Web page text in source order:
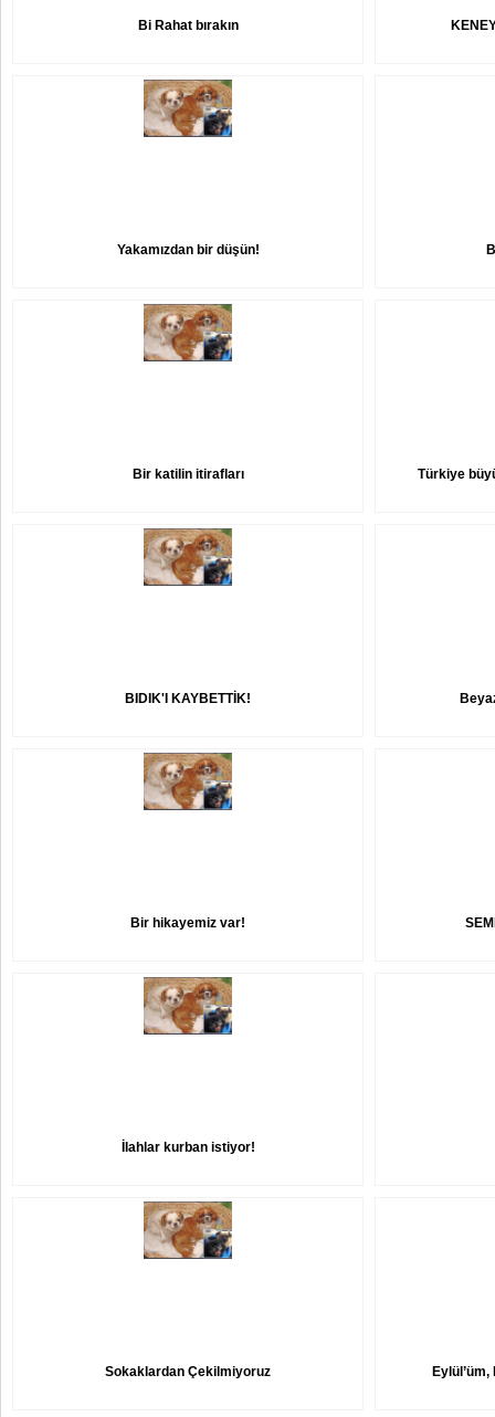
Bi Rahat bırakın
Yakamızdan bir düşün!
Bir katilin itirafları Türkiye
BIDIK'I KAYBETTİK!
Bir hikayemiz var!
İlahlar kurban istiyor!
Sokaklardan Çekilmiyoruz